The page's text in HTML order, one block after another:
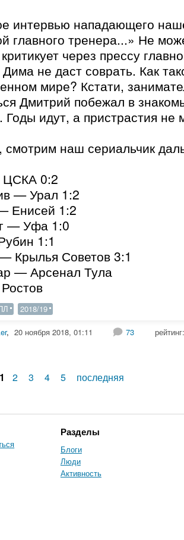
интервью нападающего
главного тренера...» Не
через прессу
не даст соврать. Как
мире? Кстати,
Дмитрий побежал в
Годы идут, а пристрастия не
наш сериальчик
0:2
— Урал 1:2
Енисей 1:2
— Уфа 1:0
1:1
Крылья Советов 3:1
— Арсенал Тула
2018/19
, 20 ноября 2018, 01:11 73
1 2 3 4 5 последняя
Разделы
Блоги
Люди
Активность